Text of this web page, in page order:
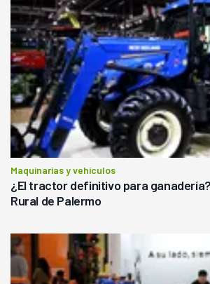
Maquinarias y vehículos
¿El tractor definitivo para
Rural de Palermo